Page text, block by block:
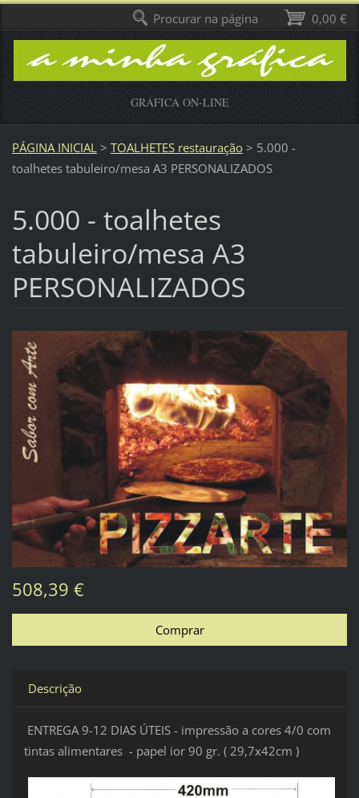
GRÁFICA ON-LINE
PÁGINA INICIAL > TOALHETES restauração > 5.000 -
toalhetes tabuleiro/mesa A3 PERSONALIZADOS
5.000 - toalhetes
tabuleiro/mesa A3
PERSONALIZADOS
508,39 €
Descrição
ENTREGA 9-12 DIAS ÚTEIS - impressão a cores 4/0 com
tintas alimentares - papel ior 90 gr. ( 29,7x42cm )
0,00 €
Procurar na página